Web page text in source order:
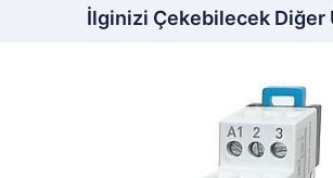
İlginizi Çekebilecek Diğer